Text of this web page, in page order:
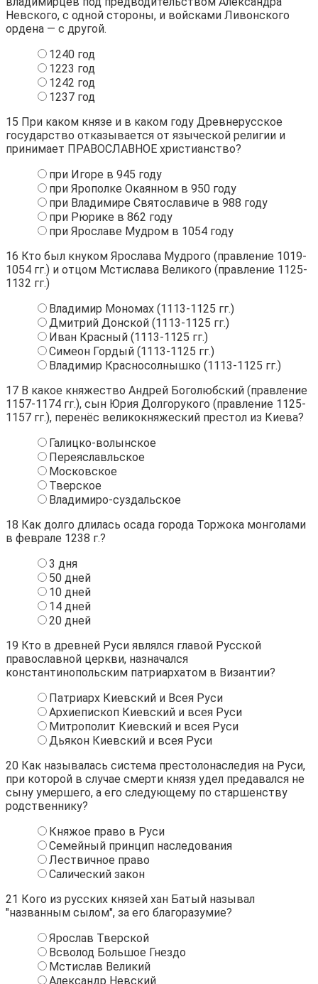
Невского, с одной стороны, и войсками Ливонского
ордена — с другой.
1240 год
1223 год
1242 год
1237 год
15 При каком князе и в каком году Древнерусское
государство отказывается от языческой религии и
принимает ПРАВОСЛАВНОЕ христианство?
при Игоре в 945 году
при Ярополке Окаянном в 950 году
при Владимире Святославиче в 988 году
при Рюрике в 862 году
при Ярославе Мудром в 1054 году
16 Кто был кнуком Ярослава Мудрого (правление 1019-
1054 гг.) и отцом Мстислава Великого (правление 1125-
1132 гг.)
Владимир Мономах (1113-1125 гг.)
Дмитрий Донской (1113-1125 гг.)
Иван Красный (1113-1125 гг.)
Симеон Гордый (1113-1125 гг.)
Владимир Красносолнышко (1113-1125 гг.)
17 В какое княжество Андрей Боголюбский (правление
1157-1174 гг.), сын Юрия Долгорукого (правление 1125-
1157 гг.), перенёс великокняжеский престол из Киева?
Галицко-волынское
Переяславльское
Московское
Тверское
Владимиро-суздальское
18 Как долго длилась осада города Торжока монголами
в феврале 1238 г.?
3 дня
50 дней
10 дней
14 дней
20 дней
19 Кто в древней Руси являлся главой Русской
православной церкви, назначался
константинопольским патриархатом в Византии?
Патриарх Киевский и Всея Руси
Архиепископ Киевский и всея Руси
Митрополит Киевский и всея Руси
Дьякон Киевский и всея Руси
20 Как называлась система престолонаследия на Руси,
при которой в случае смерти князя удел предавался не
сыну умершего, а его следующему по старшенству
родственнику?
Княжое право в Руси
Семейный принцип наследования
Лествичное право
Салический закон
21 Кого из русских князей хан Батый называл
"названным сылом", за его благоразумие?
Ярослав Тверской
Всволод Большое Гнездо
Мстислав Великий
Александр Невский